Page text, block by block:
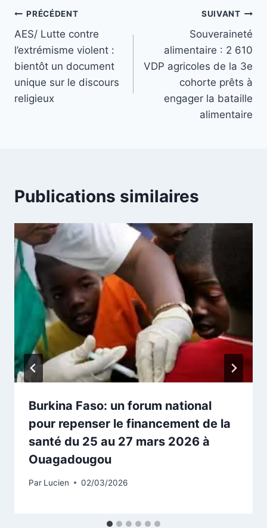
Navigation
de
l’article
PRÉCÉDENT
AES/ Lutte contre
l’extrémisme violent :
bientôt un document
unique sur le discours
religieux
SUIVANT
Souveraineté
alimentaire : 2 610
VDP agricoles de la 3e
cohorte prêts à
engager la bataille
alimentaire
Publications similaires
Burkina Faso: un forum national
pour repenser le financement de la
santé du 25 au 27 mars 2026 à
Ouagadougou
Par Lucien 02/03/2026